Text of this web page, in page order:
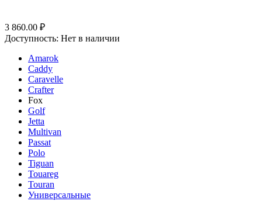
3 860.00 ₽
Доступность: Нет в наличии
Amarok
Caddy
Caravelle
Crafter
Fox
Golf
Jetta
Multivan
Passat
Polo
Tiguan
Touareg
Touran
Универсальные